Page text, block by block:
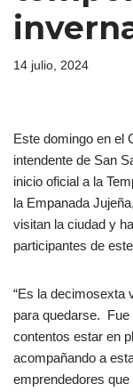
14 julio, 2024
Este domingo en el
intendente de San
inicio oficial a la
la Empanada
visitan la ciudad y
participantes de
“Es la decimosexta
para quedarse.
contentos estar en
acompañando a
emprendedores